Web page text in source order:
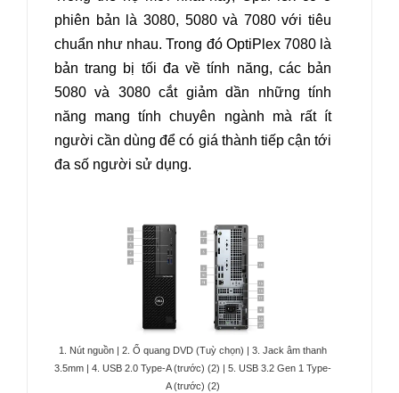
phiên bản là 3080, 5080 và 7080 với tiêu
chuẩn như nhau. Trong đó OptiPlex 7080 là
bản trang bị tối đa về tính năng, các bản
5080 và 3080 cắt giảm dần những tính
năng mang tính chuyên ngành mà rất ít
người cần dùng để có giá thành tiếp cận tới
đa số người sử dụng.
1. Nút nguồn | 2. Ổ quang DVD (Tuỳ chọn) | 3. Jack âm thanh
3.5mm | 4. USB 2.0 Type-A (trước) (2) | 5. USB 3.2 Gen 1 Type-
A (trước) (2)